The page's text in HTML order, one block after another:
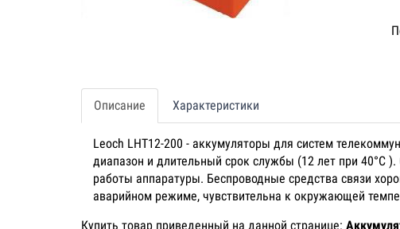
Описание Характеристики
Leoch LHT12-200 - аккумуляторы для систем
диапазон и длительный срок службы (12 лет при 40°С
работы аппаратуры. Беспроводные средства связи
аварийном режиме, чувствительна к окружающей
Купить товар приведенный на данной странице: